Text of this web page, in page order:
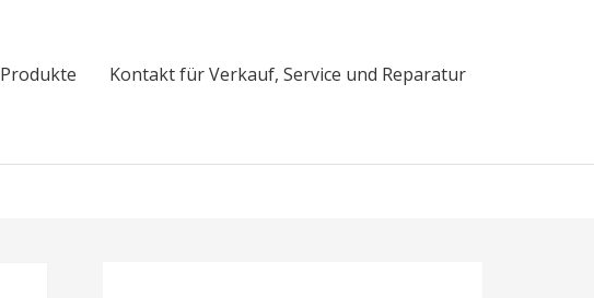
Produkte Kontakt für Verkauf, Service und Reparatur